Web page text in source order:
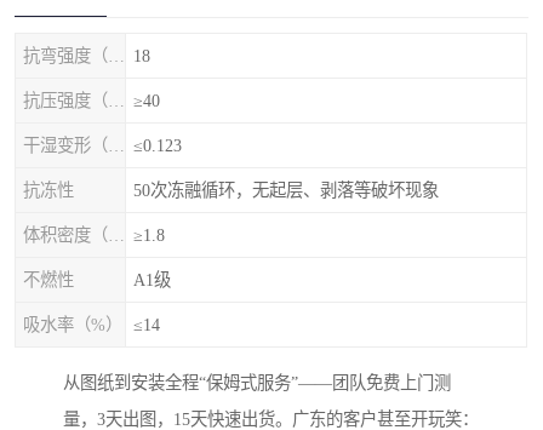
18
≥40
≤0.123
抗冻性 50次冻融循环，无起层、剥落等破坏现象
≥1.8
不燃性 A1级
吸水率（%） ≤14
从图纸到安装全程“保姆式服务”——团队免费上门测
量，3天出图，15天快速出货。广东的客户甚至开玩笑：